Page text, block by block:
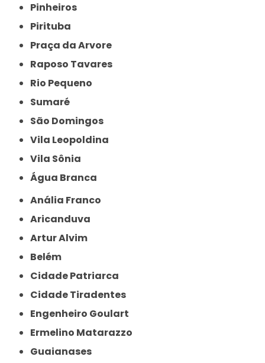
Pinheiros
Pirituba
Praça da Arvore
Raposo Tavares
Rio Pequeno
Sumaré
São Domingos
Vila Leopoldina
Vila Sônia
Água Branca
Anália Franco
Aricanduva
Artur Alvim
Belém
Cidade Patriarca
Cidade Tiradentes
Engenheiro Goulart
Ermelino Matarazzo
Guaianases